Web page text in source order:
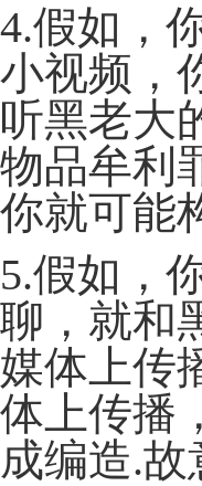
4.假如，
小视频，
听黑老大
物品牟利
你就可能
5.假如，
聊，就和
媒体上传
体上传播
成编造.